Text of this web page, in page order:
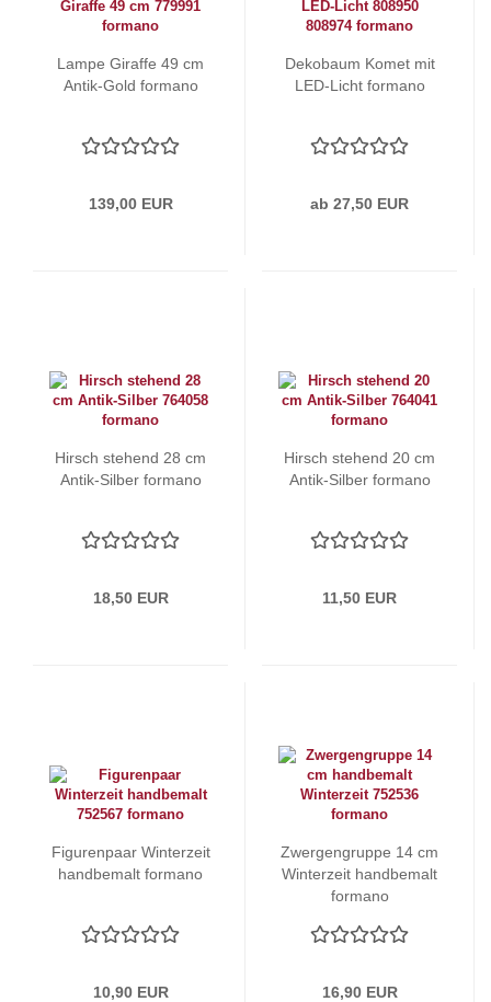
Lampe Giraffe 49 cm
Antik-Gold formano
139,00 EUR
Dekobaum Komet mit
LED-Licht formano
ab 27,50 EUR
Hirsch stehend 28 cm
Antik-Silber formano
18,50 EUR
Hirsch stehend 20 cm
Antik-Silber formano
11,50 EUR
Figurenpaar Winterzeit
handbemalt formano
10,90 EUR
Zwergengruppe 14 cm
Winterzeit handbemalt
formano
16,90 EUR